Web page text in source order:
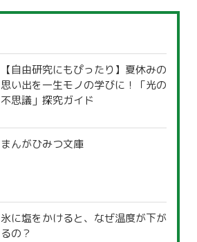
【自由研究にもぴったり】夏休みの
思い出を一生モノの学びに！「光の
不思議」探究ガイド
まんがひみつ文庫
氷に塩をかけると、なぜ温度が下が
るの？